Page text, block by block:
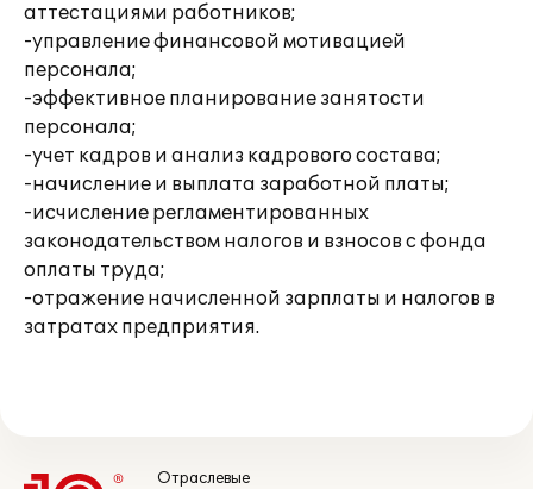
аттестациями работников;
-управление финансовой мотивацией
персонала;
-эффективное планирование занятости
персонала;
-учет кадров и анализ кадрового состава;
-начисление и выплата заработной платы;
-исчисление регламентированных
законодательством налогов и взносов с фонда
оплаты труда;
-отражение начисленной зарплаты и налогов в
затратах предприятия.
Отраслевые